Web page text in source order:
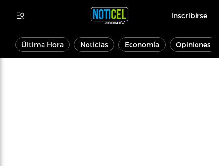
Inscribirse
Última Hora Noticias Economía Opiniones